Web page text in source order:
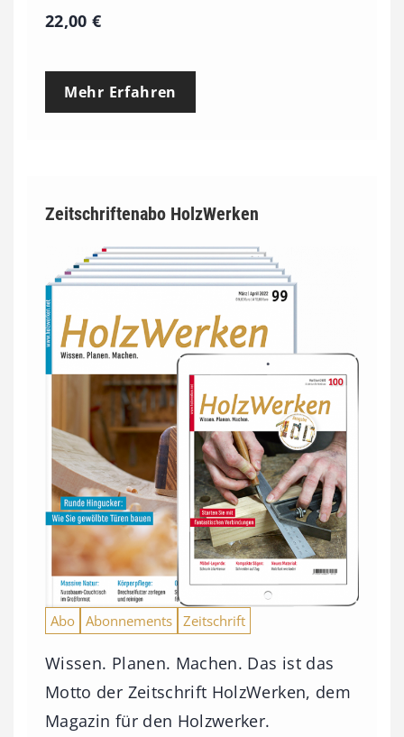
22,00€
Mehr Erfahren
Zeitschriftenabo HolzWerken
Abo Abonnements Zeitschrift
Wissen. Planen. Machen. Das ist das
Motto der Zeitschrift HolzWerken, dem
Magazin für den Holzwerker.